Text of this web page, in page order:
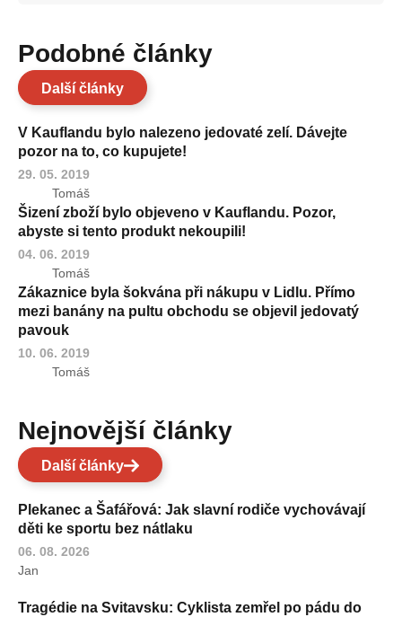
Podobné články
Další články
V Kauflandu bylo nalezeno jedovaté zelí. Dávejte
pozor na to, co kupujete!
29. 05. 2019
Tomáš
Šizení zboží bylo objeveno v Kauflandu. Pozor,
abyste si tento produkt nekoupili!
04. 06. 2019
Tomáš
Zákaznice byla šokvána při nákupu v Lidlu. Přímo
mezi banány na pultu obchodu se objevil jedovatý
pavouk
10. 06. 2019
Tomáš
Nejnovější články
Další články
Plekanec a Šafářová: Jak slavní rodiče vychovávají
děti ke sportu bez nátlaku
06. 08. 2026
Jan
Tragédie na Svitavsku: Cyklista zemřel po pádu do